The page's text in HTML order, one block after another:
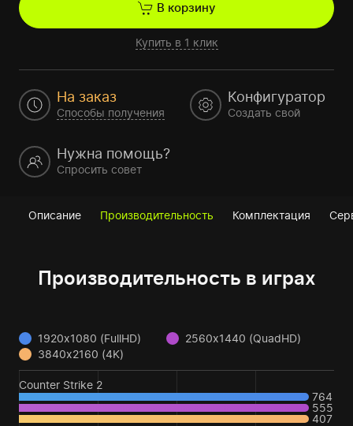
В корзину
Купить в 1 клик
На заказ
Способы получения
Конфигуратор
Создать свой
Нужна помощь?
Спросить совет
Описание Производительность Комплектация
Производительность в играх
1920x1080 (FullHD)
2560x1440 (QuadHD)
3840x2160 (4K)
Counter Strike 2
764
555
407